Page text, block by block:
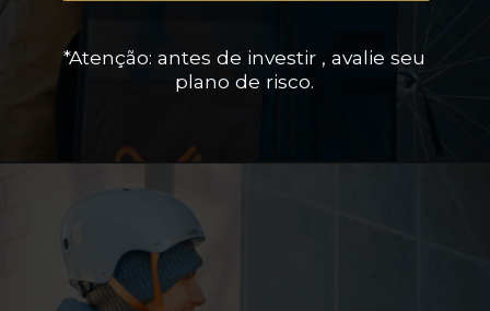
*Atenção: antes de investir , avalie seu
plano de risco.